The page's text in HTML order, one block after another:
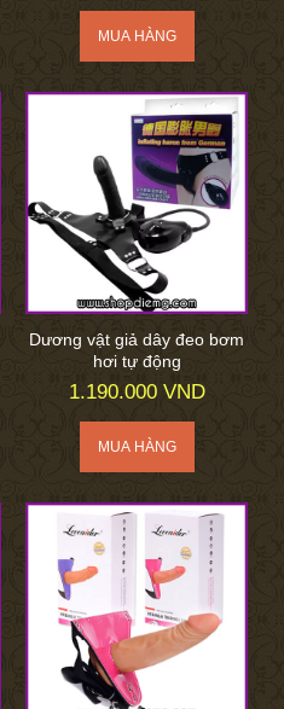
Dương vật giả dây đeo bơm
hơi tự động
1.190.000 VND